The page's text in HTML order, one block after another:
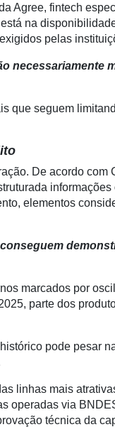
Agree, fintech
na
pelas
necessariamente
que seguem
De acordo com
elementos
marcados por
parte dos
pode pesar
linhas mais
operadas via
técnica da